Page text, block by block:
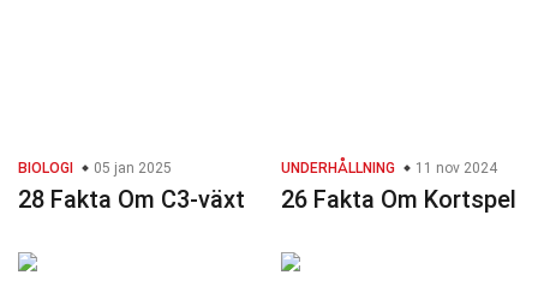
BIOLOGI 05 jan 2025
28 Fakta Om C3-växt
UNDERHÅLLNING 11 nov 2024
26 Fakta Om Kortspel